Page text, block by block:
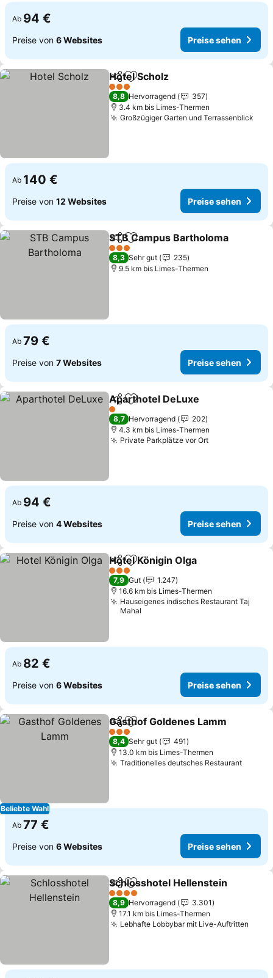
Ab 94 €
Preise von 6 Websites Preise sehen
TeilenZu Favoriten hinzufügen
Hotel Scholz
3 Sterne
8,8 Hervorragend
357
3.4 km bis Limes-Thermen
Großzügiger Garten und Terrassenblick
Ab 140 €
Preise von 12 Websites Preise sehen
TeilenZu Favoriten hinzufügen
STB Campus Bartholoma
3 Sterne
8,3 Sehr gut
235
9.5 km bis Limes-Thermen
Ab 79 €
Preise von 7 Websites Preise sehen
TeilenZu Favoriten hinzufügen
Aparthotel DeLuxe
1 Sterne
8,7 Hervorragend
202
4.3 km bis Limes-Thermen
Private Parkplätze vor OrtPreise sehen
Ab 94 €
Preise von 4 Websites Preise sehen
TeilenZu Favoriten hinzufügen
Hotel Königin Olga
3 Sterne
7,9 Gut
1.247
16.6 km bis Limes-Thermen
Hauseigenes indisches Restaurant Taj
Mahal
Ab 82 €
Preise von 6 Websites Preise sehen
Beliebte Wahl
TeilenZu Favoriten hinzufügen
Gasthof Goldenes Lamm
3 Sterne
8,4 Sehr gut
491
13.0 km bis Limes-Thermen
Traditionelles deutsches RestaurantPreise
Ab 77 €
Preise von 6 Websites Preise sehen
TeilenZu Favoriten hinzufügen
Schlosshotel Hellenstein
4 Sterne
8,9 Hervorragend
3.301
17.1 km bis Limes-Thermen
Lebhafte Lobbybar mit Live-Auftritten